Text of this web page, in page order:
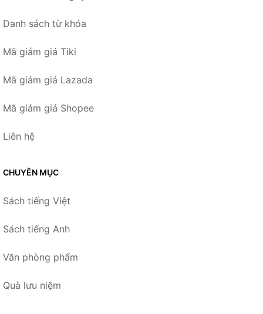
Danh sách từ khóa
Mã giảm giá Tiki
Mã giảm giá Lazada
Mã giảm giá Shopee
Liên hệ
CHUYÊN MỤC
Sách tiếng Việt
Sách tiếng Anh
Văn phòng phẩm
Quà lưu niệm